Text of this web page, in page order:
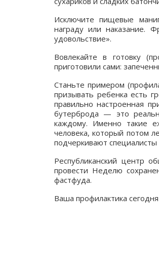
Исключите пищевые
награду или наказание.
удовольствие».
Вовлекайте в готовку
приготовили сами:
Станьте примером
призывать ребенка есть
правильно настроенная
бутерброда — это
каждому. Именно такие
человека, который потом
подчеркивают
Республиканский центр
провести Неделю
фастфуда.
Ваша профилактика